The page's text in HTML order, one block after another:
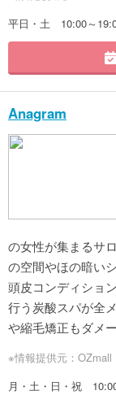
平日・土 10:00～
Anagram
の女性が集まるサ
の空間やほの暗い
頭皮コンディショ
行う炭酸スパが全
や縮毛矯正もダメ
※情報提供元：OZmall
月・土・日・祝